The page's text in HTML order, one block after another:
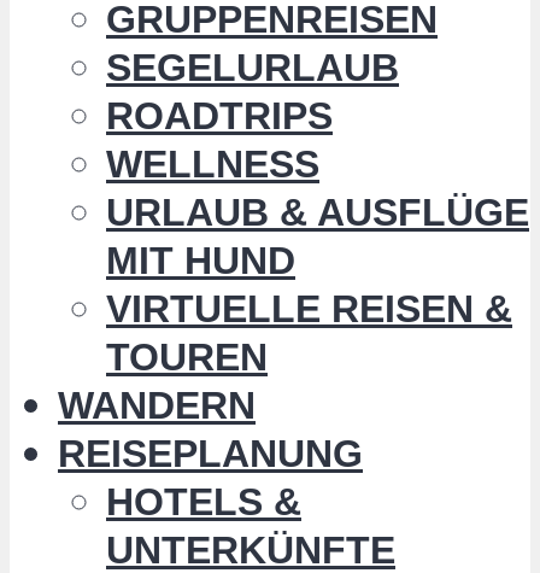
GRUPPENREISEN
SEGELURLAUB
ROADTRIPS
WELLNESS
URLAUB & AUSFLÜGE
MIT HUND
VIRTUELLE REISEN &
TOUREN
WANDERN
REISEPLANUNG
HOTELS &
UNTERKÜNFTE